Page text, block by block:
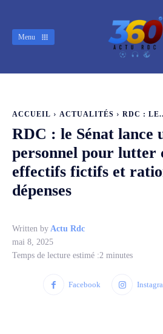
Menu
ACCUEIL ACTUALITÉS RDC :
RDC : le Sénat lance
personnel pour lutter
effectifs fictifs et
dépenses
Written by Actu Rdc
mai 8, 2025
Temps de lecture estimé :2 minutes
Facebook